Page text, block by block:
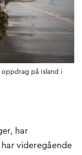
på Island i
har
videregående